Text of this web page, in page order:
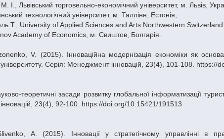
І., Львівський торговельно-економічний університет, м. Львів,
технологічний університет, м. Таллінн, Естонія;
Т., University of Applied Sciences and Arts Northwestern
Academy of Economics, м. Свиштов, Болгарія.
університету. Серія: Менеджмент інновацій, 23(4), 101-108.
23(4), 92-100. https://doi.org/10.15421/191513